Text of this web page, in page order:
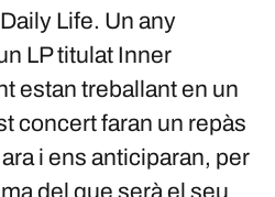
Life. Un any
LP titulat Inner
estan treballant en un
concert faran un repàs
i ens anticiparan, per
del que serà el seu